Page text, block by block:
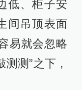
低、柜子安
间吊顶表面
易就会忽略
测”之下，